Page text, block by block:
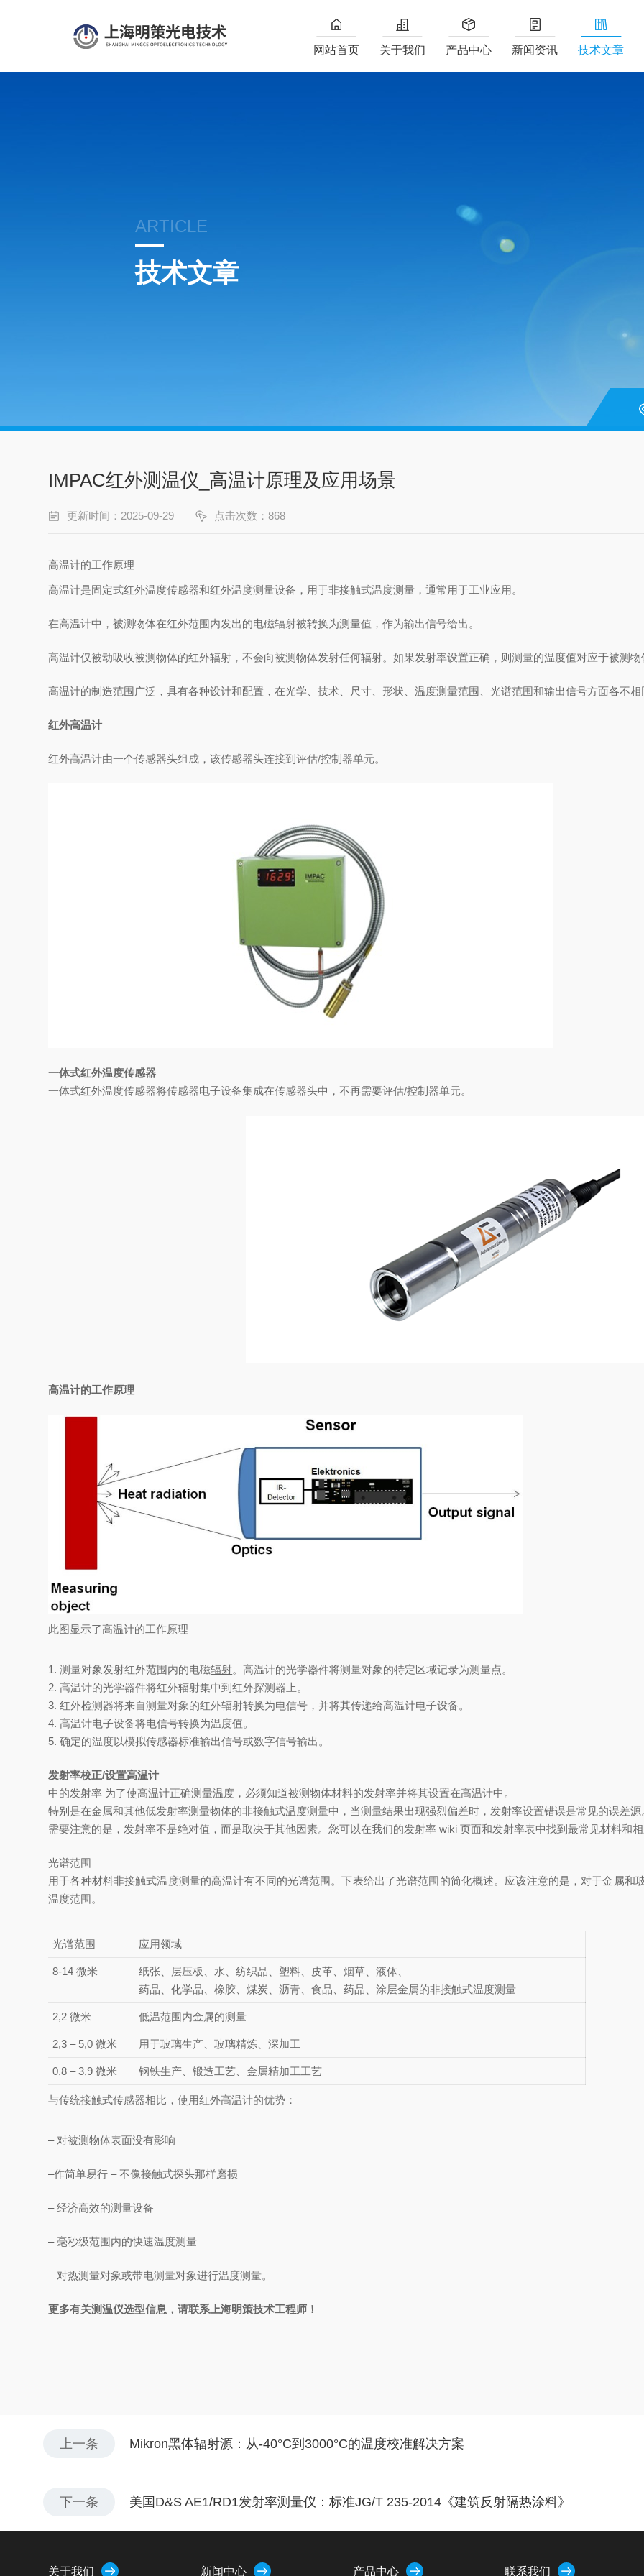
网站首页 关于我们 产品中心 新闻资讯 技术文章
ARTICLE
技术文章
IMPAC红外测温仪_高温计原理及应用场景
更新时间：2025-09-29 点击次数：868
高温计的工作原理
高温计是固定式红外温度传感器和红外温度测量设备，用于非接触式温度测量，通常用于工业应用。
在高温计中，被测物体在红外范围内发出的电磁辐射被转换为测量值，作为输出信号给出。
高温计仅被动吸收被测物体的红外辐射 ，不会向被测物体发射任何辐射。如果发射率设置正确，则测量的温度值对应于被测物
高温计的制造范围广泛，具有各种设计和配置，在光学、技术、尺寸、形状、温度测量范围 、光谱范围和输出信号方面各不相
红外高温计
红外高温计由一个传感器头组成，该传感器头连接到评估/控制器单元。
一体式红外温度传感器
一体式红外温度传感器将传感器电子设备集成在传感器头中，不再需要评估/控制器单元。
高温计的工作原理
此图显示了高温计的工作原理
1. 测量对象发射红外范围内的电磁辐射。高温计的光学器件将测量对象的特定区域记录为测量点。
2. 高温计的光学器件将红外辐射集中到红外探测器上。
3. 红外检测器将来自测量对象的红外辐射转换为电信号，并将其传递给高温计电子设备。
4. 高温计电子设备将电信号转换为温度值。
5. 确定的温度以模拟传感器标准输出信号或数字信号输出。
发射率校正/设置高温计
中的发射率 为了使高温计正确测量温度，必须知道被测物体材料的发射率并将其设置在高温计中。
特别是在金属和其他低发射率测量物体的非接触式温度测量中，当测量结果出现强烈偏差时，发射率设置错误是常见的误差源
需要注意的是，发射率不是绝对值，而是取决于其他因素。您可以在我们的发射率 wiki 页面和发射率表中找到最常见材料和相
光谱范围
用于各种材料非接触式温度测量的高温计有不同的光谱范围 。下表给出了光谱范围的简化概述。应该注意的是，对于金属
温度范围。
光谱范围 应用领域
8-14 微米
纸张、层压板、水、纺织品、塑料、皮革、烟草、液体、
药品、化学品、橡胶、煤炭、沥青、食品、药品、涂层金属的非接触式温度测量
2,2 微米 低温范围内金属的测量
2,3 – 5,0 微米 用于玻璃生产、玻璃精炼、深加工
0,8 – 3,9 微米 钢铁生产、锻造工艺、金属精加工工艺
与传统接触式传感器相比，使用红外高温计的优势：
– 对被测物体表面没有影响
–作简单易行 – 不像接触式探头那样磨损
– 经济高效的测量设备
– 毫秒级范围内的快速温度测量
– 对热测量对象或带电测量对象进行温度测量。
更多有关测温仪选型信息，请联系上海明策技术工程师！
上一条 Mikron黑体辐射源：从-40°C到3000°C的温度校准解决方案
下一条 美国D&S AE1/RD1发射率测量仪：标准JG/T 235-2014《建筑反射隔热涂料》
关于我们 新闻中心 产品中心 联系我们